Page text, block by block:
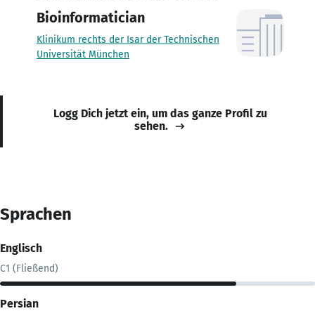
Bioinformatician
Klinikum rechts der Isar der Technischen
Universität München
Logg Dich jetzt ein, um das ganze Profil zu
sehen.
Sprachen
Englisch
C1 (Fließend)
Persian